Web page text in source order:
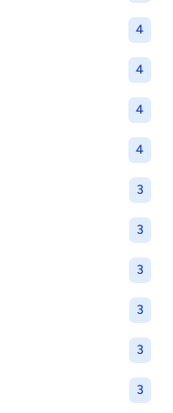
4
4
4
4
3
3
3
3
3
3